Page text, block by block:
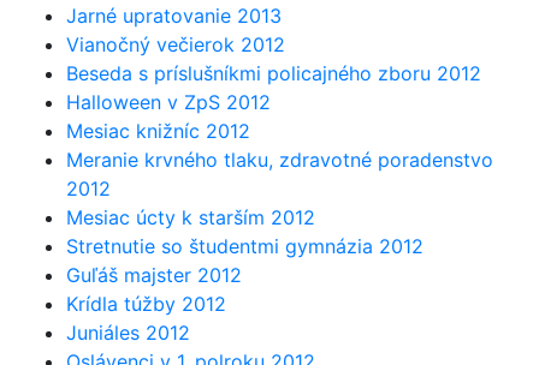
Jarné upratovanie 2013
Vianočný večierok 2012
Beseda s príslušníkmi policajného zboru 2012
Halloween v ZpS 2012
Mesiac knižníc 2012
Meranie krvného tlaku, zdravotné poradenstvo
2012
Mesiac úcty k starším 2012
Stretnutie so študentmi gymnázia 2012
Guľáš majster 2012
Krídla túžby 2012
Juniáles 2012